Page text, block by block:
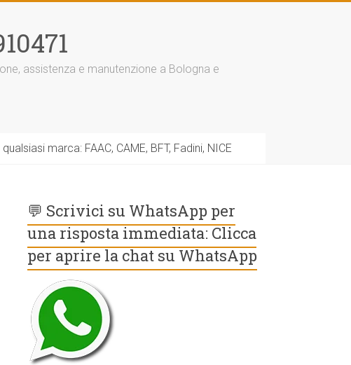
assistenza e manutenzione a Bologna e
marca: FAAC, CAME, BFT, Fadini, NICE
💬 Scrivici su WhatsApp per
una risposta immediata: Clicca
per aprire la chat su WhatsApp